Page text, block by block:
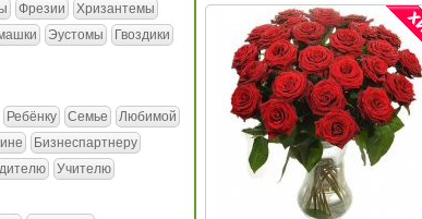
Фрезии
Хризантемы
Эустомы
Гвоздики
Ребёнку Семье
Любимой
Бизнеспартнеру
Учителю